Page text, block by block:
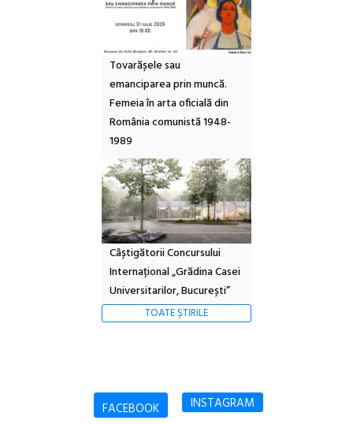
Tovarășele sau
emanciparea prin muncă.
Femeia în arta oficială din
România comunistă 1948-
1989
Câștigătorii Concursului
Internațional „Grădina Casei
Universitarilor, București”
TOATE ȘTIRILE
FACEBOOK INSTAGRAM